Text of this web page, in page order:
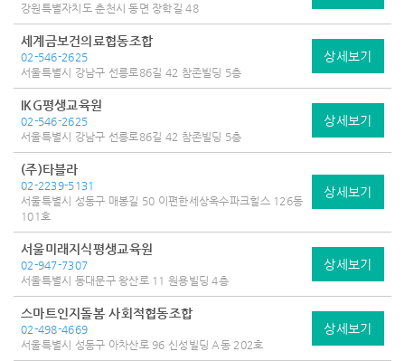
강원특별자치도 춘천시 동면 장학길 48
세계금보건의료협동조합
02-546-2625
서울특별시 강남구 선릉로86길 42 참존빌딩 5층
상세보기
IKG평생교육원
02-546-2625
서울특별시 강남구 선릉로86길 42 참존빌딩 5층
상세보기
(주)타블라
02-2239-5131
서울특별시 성동구 매봉길 50 이편한세상옥수파크힐스 126동
101호
상세보기
서울미래지식평생교육원
02-947-7307
서울특별시 동대문구 왕산로 11 원용빌딩 4층
상세보기
스마트인지돌봄 사회적협동조합
02-498-4669
서울특별시 성동구 아차산로 96 신성빌딩 A동 202호
상세보기